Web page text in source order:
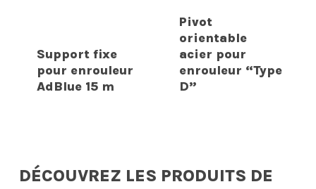
Support fixe
pour enrouleur
AdBlue 15 m
Pivot
orientable
acier pour
enrouleur “Type
D”
DÉCOUVREZ LES PRODUITS DE